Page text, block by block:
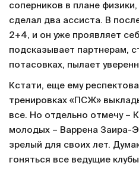
соперников в плане
сделал два ассиста. В
2+4, и он уже проявляет
подсказывает партнерам,
потасовках, пылает
Кстати, еще ему
тренировках «ПСЖ»
все. Но отдельно отмечу –
молодых – Варрена Заира-
зрелый для своих лет.
гоняться все ведущие